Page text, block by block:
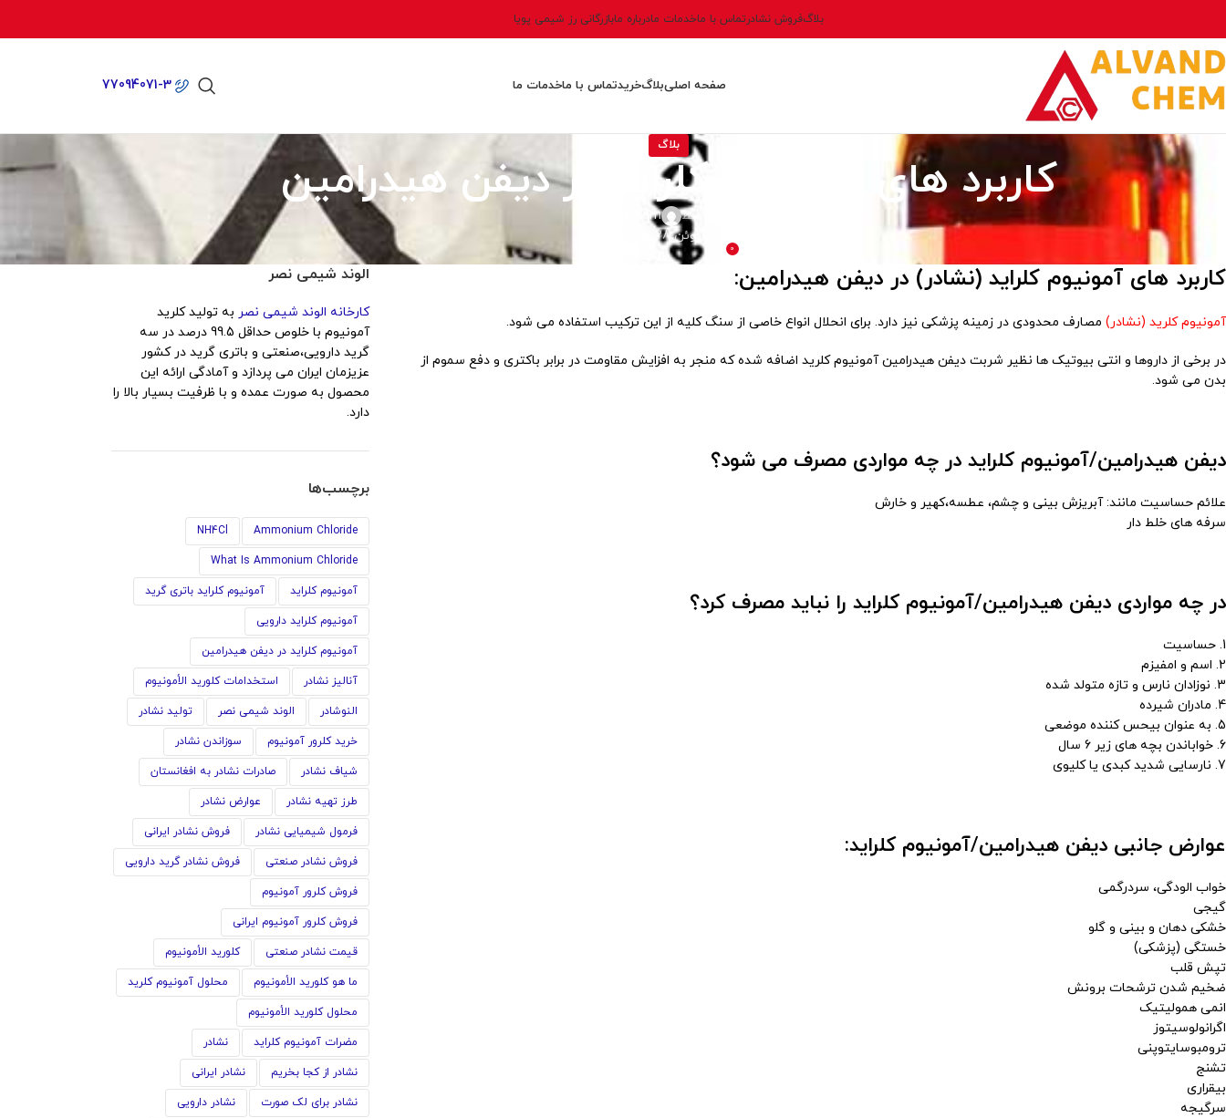
بلاگفروش نشادرتماس با ماخدمات مادرباره مابازرگانی رز شیمی پویا
صفحه اصلیبلاگخریدتماس با ماخدمات ما
بلاگ
کاربرد های آمونیوم کلراید در دیفن هیدرامین
ارسال توسط
alvandchem
در ژوئن 28, 2022
0
کاربرد های آمونیوم کلراید (نشادر) در دیفن هیدرامین:
آمونیوم کلرید (نشادر) مصارف محدودی در زمینه پزشکی نیز دارد. برای انحلال انواع خاصی از سنگ کلیه از این ترکیب استفاده می شود.
در برخی از داروها و انتی بیوتیک ها نظیر شربت دیفن هیدرامین آمونیوم کلرید اضافه شده که منجر به افزایش مقاومت در برابر باکتری و دفع سموم از
بدن می شود.
دیفن هیدرامین/آمونیوم کلراید در چه مواردی مصرف می شود؟
علائم حساسیت مانند: آبریزش بینی و چشم، عطسه،کهیر و خارش
سرفه های خلط دار
در چه مواردی دیفن هیدرامین/آمونیوم کلراید را نباید مصرف کرد؟
1. حساسیت
2. اسم و امفیزم
3. نوزادان نارس و تازه متولد شده
4. مادران شیرده
5. به عنوان بیحس کننده موضعی
6. خواباندن بچه های زیر 6 سال
7. نارسایی شدید کبدی یا کلیوی
عوارض جانبی دیفن هیدرامین/آمونیوم کلراید:
خواب الودگی، سردرگمی
گیجی
خشکی دهان و بینی و گلو
خستگی (پزشکی)
تپش قلب
ضخیم شدن ترشحات برونش
انمی همولیتیک
اگرانولوسیتوز
ترومبوسایتوپنی
تشنج
بیقراری
سرگیجه
الوند شیمی نصر
کارخانه الوند شیمی نصر به تولید کلرید
آمونیوم با خلوص حداقل 99.5 درصد در سه
گرید دارویی،صنعتی و باتری گرید در کشور
عزیزمان ایران می پردازد و آمادگی ارائه این
محصول به صورت عمده و با ظرفیت بسیار بالا را
دارد.
برچسب‌ها
Ammonium Chloride
NH4Cl
What Is Ammonium Chloride
آمونیوم کلراید آمونیوم کلراید باتری گرید
آمونیوم کلراید دارویی
آمونیوم کلراید در دیفن هیدرامین
آنالیز نشادر استخدامات كلوريد الأمونيوم
النوشادر الوند شیمی نصر تولید نشادر
خرید کلرور آمونیوم سوزاندن نشادر
شیاف نشادر صادرات نشادر به افغانستان
طرز تهیه نشادر عوارض نشادر
فرمول شیمیایی نشادر فروش نشادر ایرانی
فروش نشادر صنعتی فروش نشادر گرید دارویی
فروش کلرور آمونیوم
فروش کلرور آمونیوم ایرانی
قیمت نشادر صنعتی كلوريد الأمونيوم
ما هو كلوريد الأمونيوم محلول آمونیوم کلرید
محلول كلوريد الأمونيوم
مضرات آمونیوم کلراید نشادر
نشادر از کجا بخریم نشادر ایرانی
نشادر برای لک صورت نشادر دارویی